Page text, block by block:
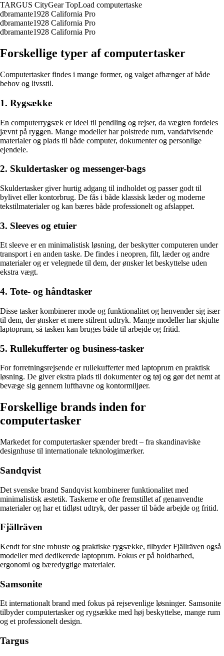
TARGUS CityGear TopLoad computertaske
dbramante1928 California Pro
dbramante1928 California Pro
dbramante1928 California Pro
Forskellige typer af computertasker
Computertasker findes i mange former, og valget afhænger af både
behov og livsstil.
1. Rygsække
En computerrygsæk er ideel til pendling og rejser, da vægten fordeles
jævnt på ryggen. Mange modeller har polstrede rum, vandafvisende
materialer og plads til både computer, dokumenter og personlige
ejendele.
2. Skuldertasker og messenger-bags
Skuldertasker giver hurtig adgang til indholdet og passer godt til
bylivet eller kontorbrug. De fås i både klassisk læder og moderne
tekstilmaterialer og kan bæres både professionelt og afslappet.
3. Sleeves og etuier
Et sleeve er en minimalistisk løsning, der beskytter computeren under
transport i en anden taske. De findes i neopren, filt, læder og andre
materialer og er velegnede til dem, der ønsker let beskyttelse uden
ekstra vægt.
4. Tote- og håndtasker
Disse tasker kombinerer mode og funktionalitet og henvender sig især
til dem, der ønsker et mere stilrent udtryk. Mange modeller har skjulte
laptoprum, så tasken kan bruges både til arbejde og fritid.
5. Rullekufferter og business-tasker
For forretningsrejsende er rullekufferter med laptoprum en praktisk
løsning. De giver ekstra plads til dokumenter og tøj og gør det nemt at
bevæge sig gennem lufthavne og kontormiljøer.
Forskellige brands inden for
computertasker
Markedet for computertasker spænder bredt – fra skandinaviske
designhuse til internationale teknologimærker.
Sandqvist
Det svenske brand Sandqvist kombinerer funktionalitet med
minimalistisk æstetik. Taskerne er ofte fremstillet af genanvendte
materialer og har et tidløst udtryk, der passer til både arbejde og fritid.
Fjällräven
Kendt for sine robuste og praktiske rygsække, tilbyder Fjällräven også
modeller med dedikerede laptoprum. Fokus er på holdbarhed,
ergonomi og bæredygtige materialer.
Samsonite
Et internationalt brand med fokus på rejsevenlige løsninger. Samsonite
tilbyder computertasker og rygsække med høj beskyttelse, mange rum
og et professionelt design.
Targus